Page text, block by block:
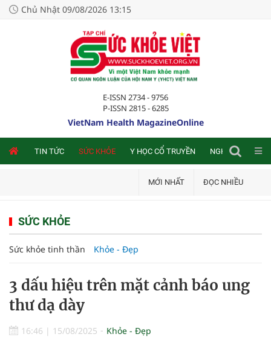
Chủ Nhật 09/08/2026 13:15
E-ISSN 2734 - 9756
P-ISSN 2815 - 6285
VietNam Health MagazineOnline
TIN TỨC SỨC KHỎE Y HỌC CỔ TRUYỀN NGHIÊN CỨU
MỚI NHẤT ĐỌC NHIỀU
SỨC KHỎE
Sức khỏe tinh thần Khỏe - Đẹp
3 dấu hiệu trên mặt cảnh báo ung
thư dạ dày
16:46 | 15/08/2025 Khỏe - Đẹp